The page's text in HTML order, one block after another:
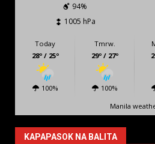
94%
1005 hPa
Today
28º / 25º
100%
Tmrw.
29º / 27º
100%
Manila
KAPAPASOK NA BALITA